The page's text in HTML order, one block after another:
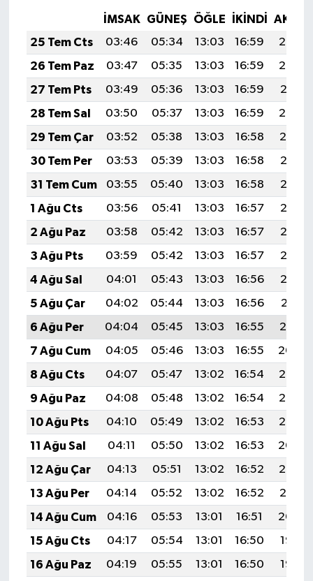
İMSAK GÜNEŞ ÖĞLE İKINDI
25 Tem Cts
03:46 05:34 13:03 16:59
20:23
26 Tem Paz
03:47 05:35 13:03 16:59
20:22
27 Tem Pts
03:49 05:36 13:03 16:59
20:21
28 Tem Sal
03:50 05:37 13:03 16:59
20:20
29 Tem Çar
03:52 05:38 13:03 16:58
20:19
30 Tem Per
03:53 05:39 13:03 16:58
20:18
31 Tem Cum
03:55 05:40 13:03 16:58
20:17
1 Ağu Cts
03:56 05:41 13:03 16:57
20:16
2 Ağu Paz
03:58 05:42 13:03 16:57
20:15
3 Ağu Pts
03:59 05:42 13:03 16:57
20:13
4 Ağu Sal
04:01 05:43 13:03 16:56
20:12
5 Ağu Çar
04:02 05:44 13:03 16:56
20:11
6 Ağu Per
04:04 05:45 13:03 16:55
20:10
7 Ağu Cum
04:05 05:46 13:03 16:55
20:09
8 Ağu Cts
04:07 05:47 13:02 16:54
20:08
9 Ağu Paz
04:08 05:48 13:02 16:54
20:06
10 Ağu Pts
04:10 05:49 13:02 16:53
20:05
11 Ağu Sal
04:11 05:50 13:02 16:53
20:04
12 Ağu Çar
04:13 05:51 13:02 16:52
20:02
13 Ağu Per
04:14 05:52 13:02 16:52
20:01
14 Ağu Cum
04:16 05:53 13:01 16:51
20:00
15 Ağu Cts
04:17 05:54 13:01 16:50
19:58
16 Ağu Paz
04:19 05:55 13:01 16:50
19:57